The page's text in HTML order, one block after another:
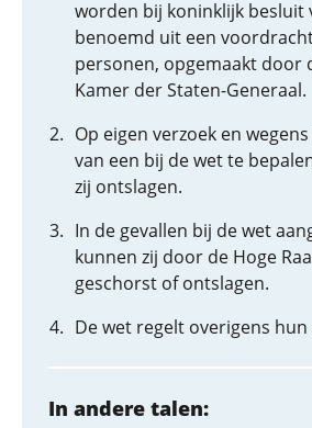
worden bij koninklijk besluit
benoemd uit een
personen, opgemaakt door
Kamer der Staten-Generaal.
Op eigen verzoek en
van een bij de wet te
zij ontslagen.
In de gevallen bij de wet
kunnen zij door de Hoge
geschorst of ontslagen.
De wet regelt overigens
In andere talen: